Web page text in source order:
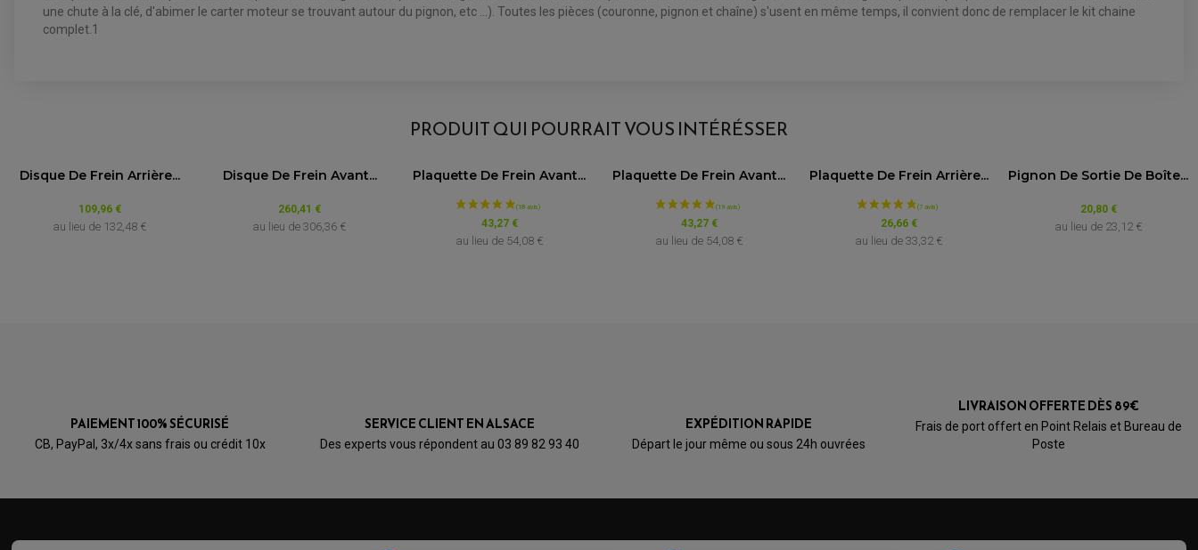
une chute à la clé, d'abimer le carter moteur se trouvant autour du pignon, etc ...). Toutes les pièces (couronne, pignon et chaîne) s'usent en même temps, il convient donc de remplacer le kit chaine
complet.1
Avis soumis à un contrôle
0 0
4★
1
5★
5.0 /5
PRODUIT QUI POURRAIT VOUS INTÉRÉSSER
Disque De Frein Arrière...
109,96 €
au lieu de 132,48 €
Disque De Frein Avant...
260,41 €
au lieu de 306,36 €
Plaquette De Frein Avant...
43,27 €
au lieu de 54,08 €
Plaquette De Frein Avant...
43,27 €
au lieu de 54,08 €
Plaquette De Frein Arrière...
26,66 €
au lieu de 33,32 €
Pignon De Sortie De Boîte...
20,80 €
au lieu de 23,12 €
PAIEMENT 100% SÉCURISÉ
CB, PayPal, 3x/4x sans frais ou crédit 10x
SERVICE CLIENT EN ALSACE
Des experts vous répondent au 03 89 82 93 40
EXPÉDITION RAPIDE
Départ le jour même ou sous 24h ouvrées
LIVRAISON OFFERTE DÈS 89€
Frais de port offert en Point Relais et Bureau de
Poste